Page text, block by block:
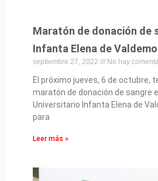
Maratón de donación de
Infanta Elena de
septiembre 27, 2022 No hay
El próximo jueves, 6 de octubre,
maratón de donación de sangre
Universitario Infanta Elena de
para
Leer más »